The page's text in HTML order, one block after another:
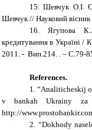
15.
Шевчук О.І.
Шевчук // Науковий
16.
Ягупова
кредитування в Україні
2011. - Вип.214. . – С.79-
References.
1.“Analiticheskij
v bankah Ukrainy za
http://
2. “Dokhody